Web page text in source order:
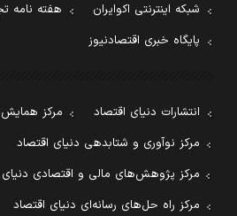
شبکه اینترنتی اکوایران
هفته نامه
پایگاه خبری اقتصادنیوز
انتشارات دنیای اقتصاد
مرکز
مرکز نوآوری و شتابدهی دنیای اقتصاد
مرکز پژوهش‌های مالی و اقتصادی دنیای
مرکز راه حل‌های رسانه‌ای دنیای اقتصاد